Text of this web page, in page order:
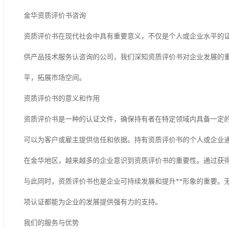
金华资质评价书咨询
资质评价书在现代社会中具有重要意义，不仅是个人或企业水平
供产品技术服务认咨询的公司，我们深知资质评价书对企业发展
平，拓展市场空间。
资质评价书的意义和作用
资质评价书是一种的认证文件，确保持有者在特定领域内具备一
可以为客户或雇主提供信任和依据。持有资质评价书的个人或企业
在金华地区，越来越多的企业意识到资质评价书的重要性。通过获
与此同时，资质评价书也是企业可持续发展和提升**形象的重要。
项认证都能为企业的发展提供强有力的支持。
我们的服务与优势